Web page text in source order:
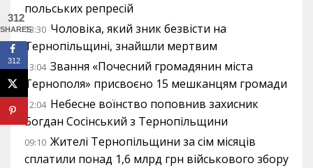
польських репресій
13:30 Чоловіка, який зник безвісти на
Тернопільщині, знайшли мертвим
13:04 Звання «Почесний громадянин міста
Тернополя» присвоєно 15 мешканцям громади
12:04 Небесне воїнство поповнив захисник
Богдан Сосінський з Тернопільщини
09:10 Жителі Тернопільщини за сім місяців
сплатили понад 1,6 млрд грн військового збору
312
SHARES
312